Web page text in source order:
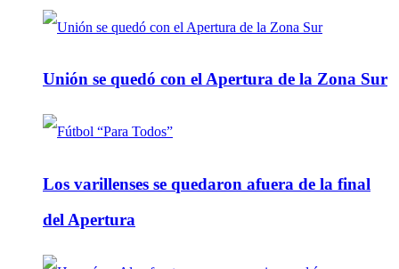
Unión se quedó con el Apertura de la Zona Sur
Los varillenses se quedaron afuera de la final
del Apertura